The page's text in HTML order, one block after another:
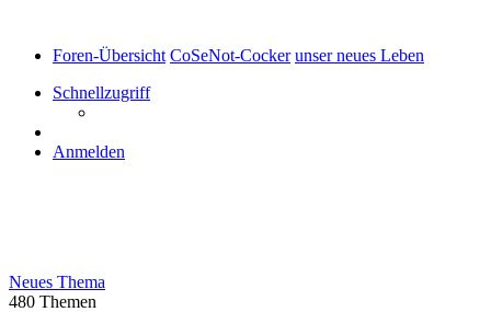
Foren-Übersicht CoSeNot-Cocker unser neues Leben
Schnellzugriff
Anmelden
Neues Thema
480 Themen